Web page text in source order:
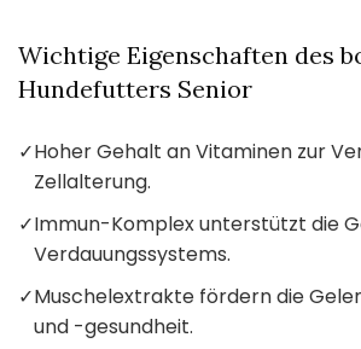
Wichtige Eigenschaften des
Hundefutters Senior
✓Hoher Gehalt an Vitaminen zur
Zellalterung.
✓Immun-Komplex unterstützt die
Verdauungssystems.
✓Muschelextrakte fördern die
und -gesundheit.